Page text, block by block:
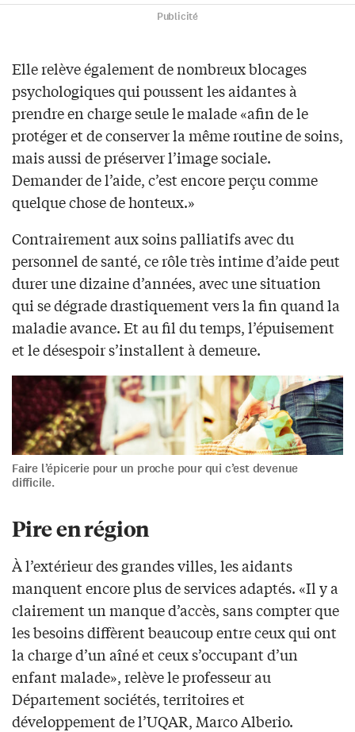
Publicité
Elle relève également de nombreux blocages
psychologiques qui poussent les aidantes à
prendre en charge seule le malade «afin de le
protéger et de conserver la même routine de soins,
mais aussi de préserver l’image sociale.
Demander de l’aide, c’est encore perçu comme
quelque chose de honteux.»
Contrairement aux soins palliatifs avec du
personnel de santé, ce rôle très intime d’aide peut
durer une dizaine d’années, avec une situation
qui se dégrade drastiquement vers la fin quand la
maladie avance. Et au fil du temps, l’épuisement
et le désespoir s’installent à demeure.
Faire l’épicerie pour un proche pour qui c’est devenue
difficile.
Pire en région
À l’extérieur des grandes villes, les aidants
manquent encore plus de services adaptés. «Il y a
clairement un manque d’accès, sans compter que
les besoins diffèrent beaucoup entre ceux qui ont
la charge d’un aîné et ceux s’occupant d’un
enfant malade», relève le professeur au
Département sociétés, territoires et
développement de l’UQAR, Marco Alberio.